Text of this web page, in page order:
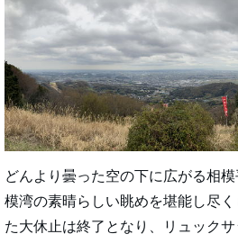
どんより曇った空の下に広がる相
模湾の素晴らしい眺めを堪能し尽
た大休止は終了となり、リュック